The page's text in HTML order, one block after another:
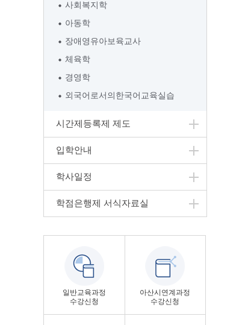
사회복지학
아동학
장애영유아보육교사
체육학
경영학
외국어로서의한국어교육실습
시간제등록제 제도
입학안내
학사일정
학점은행제 서식자료실
일반교육과정
수강신청
아산시연계과정
수강신청